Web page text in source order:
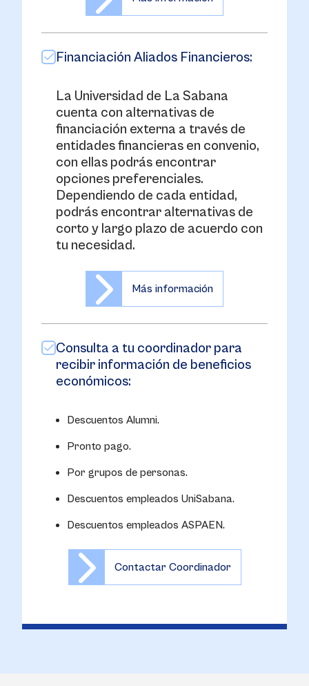
Financiación Aliados Financieros:
La Universidad de La Sabana
cuenta con alternativas de
financiación externa a través de
entidades financieras en convenio,
con ellas podrás encontrar
opciones preferenciales.
Dependiendo de cada entidad,
podrás encontrar alternativas de
corto y largo plazo de acuerdo con
tu necesidad.
Más información
Consulta a tu coordinador para
recibir información de beneficios
económicos:
Descuentos Alumni.
Pronto pago.
Por grupos de personas.
Descuentos empleados UniSabana.
Descuentos empleados ASPAEN.
Contactar Coordinador